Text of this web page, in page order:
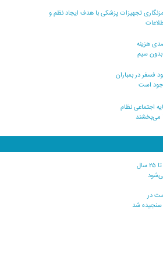
تجهیزات پزشکی با هدف ایجاد نظم و
درصدی هزینه
سیم
فسفر در بمباران
است
اجتماعی نظام
می‌بخشند
ابتلا به سرطان تا ۲۵ سال
در
شد